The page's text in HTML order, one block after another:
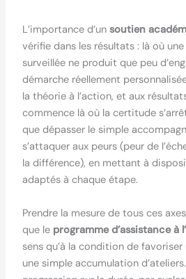
L’importance d’un soutien
vérifie dans les résultats : là où
surveillée ne produit que peu
démarche réellement
la théorie à l’action, et aux
commence là où la certitude
que dépasser le simple
s’attaquer aux peurs (peur de
la différence), en mettant à
adaptés à chaque étape.
Prendre la mesure de tous ces
que le programme d’assistance à
sens qu’à la condition de
une simple accumulation